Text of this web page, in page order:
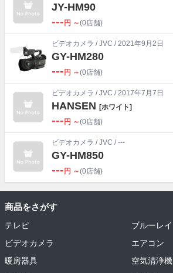
JY-HM90
--- 円 ～(0店舗)
ビデオカメラ /JVC / 2021年9月2日
GY-HM280
--- 円 ～(0店舗)
ビデオカメラ /JVC / 2017年7月7日
HANSEN [ホワイト]
--- 円 ～(0店舗)
ビデオカメラ /JVC / ---
GY-HM850
--- 円 ～(0店舗)
商品をさがす
テレビ
ブルーレ
ビデオカメラ
エアコン
暖房器具
空気清浄機